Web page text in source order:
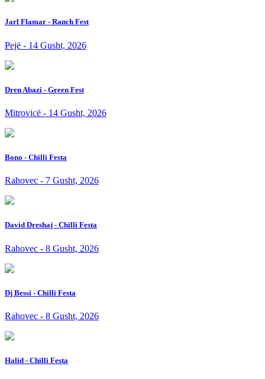
Jarl Flamar - Ranch Fest
Pejë - 14 Gusht, 2026
Dren Abazi - Green Fest
Mitrovicë - 14 Gusht, 2026
Bono - Chilli Festa
Rahovec - 7 Gusht, 2026
David Dreshaj - Chilli Festa
Rahovec - 8 Gusht, 2026
Dj Bessi - Chilli Festa
Rahovec - 8 Gusht, 2026
Halid - Chilli Festa